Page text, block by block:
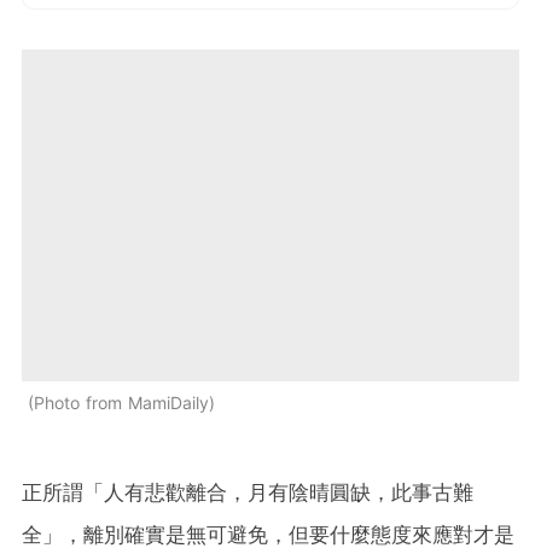
Photo from MamiDaily
正所謂「人有悲歡離合，月有陰晴圓缺，此事古難
全」，離別確實是無可避免，但要什麼態度來應對才是